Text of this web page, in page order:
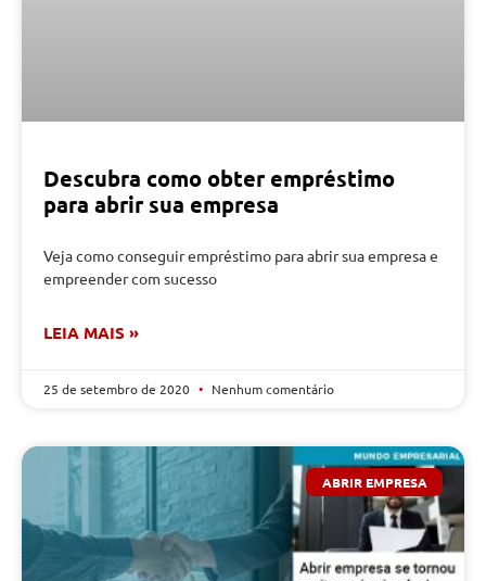
Descubra como obter empréstimo
para abrir sua empresa
Veja como conseguir empréstimo para abrir sua empresa e
empreender com sucesso
LEIA MAIS »
25 de setembro de 2020 Nenhum comentário
ABRIR EMPRESA